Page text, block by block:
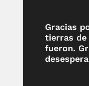
Gracias
tierras de
fueron.